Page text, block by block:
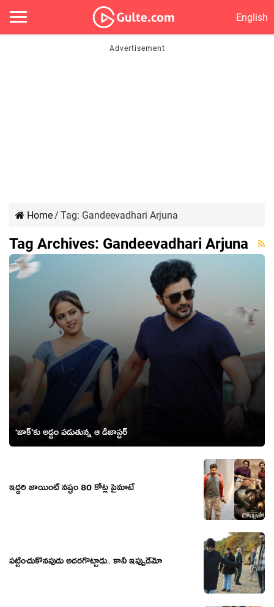
English
Home/ Tag: Gandeevadhari Arjuna
Tag Archives: Gandeevadhari Arjuna
‘జాక్’కు అడ్డం పడుతున్న ఆ డిజాస్టర్
ఇద్దరి జాయింట్ నష్టం 80 కోట్ల పైమాటే
ప‌ట్టించుకోన‌పుడు అద‌ర‌గొట్టాడు.. కానీ ఇప్పుడేమో